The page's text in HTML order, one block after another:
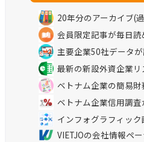
20年分のアーカイブ(
会員限定記事が毎日読
主要企業50社データ
最新の新設外資企業
ベトナム企業の簡易
ベトナム企業信用調
インフォグラフィッ
VIETJOの会社情報ペ